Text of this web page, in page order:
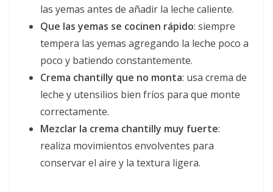
las yemas antes de añadir la leche caliente.
Que las yemas se cocinen rápido: siempre
tempera las yemas agregando la leche poco a
poco y batiendo constantemente.
Crema chantilly que no monta: usa crema de
leche y utensilios bien fríos para que monte
correctamente.
Mezclar la crema chantilly muy fuerte:
realiza movimientos envolventes para
conservar el aire y la textura ligera.